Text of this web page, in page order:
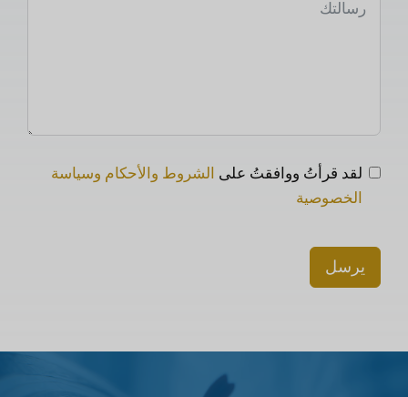
لقد قرأتُ ووافقتُ على الشروط والأحكام وسياسة
الخصوصية
يرسل